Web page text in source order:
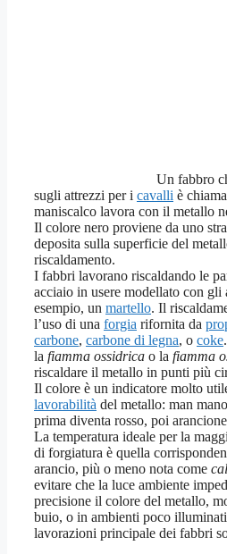
Un fabbro
sugli attrezzi per i cavalli è
maniscalco lavora con il metallo
Il colore nero proviene da uno
deposita sulla superficie del
riscaldamento.
I fabbri lavorano riscaldando le
acciaio in usere modellato con gli
esempio, un martello. Il
l’uso di una forgia rifornita da
carbone, carbone di legna, o coke
la fiamma ossidrica o la fiamma
riscaldare il metallo in punti più
Il colore è un indicatore molto
lavorabilità del metallo: man
prima diventa rosso, poi
La temperatura ideale per la
di forgiatura è quella
arancio, più o meno nota come
evitare che la luce ambiente
precisione il colore del metallo,
buio, o in ambienti poco
lavorazioni principale dei fabbri